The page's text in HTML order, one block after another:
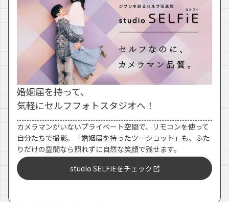
婚姻届を持って、
気軽にセルフフォトスタジオへ！
カメラマンがいないプライベート空間で、リモコンを使って
自分たちで撮影。「婚姻届を持ったツーショット」も、ふた
りだけの空間なら照れずに自然な笑顔で残せます。
studio SELFiEをチェック